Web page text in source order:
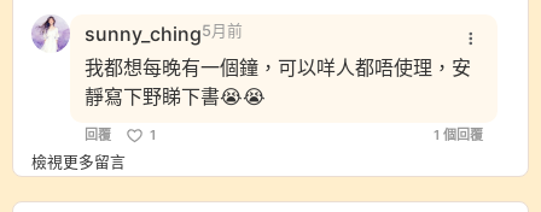
sunny_ching5月前
我都想每晚有一個鐘，可以咩人都唔使理，安
靜寫下野睇下書😭😭
回覆 1 1 個回覆
檢視更多留言